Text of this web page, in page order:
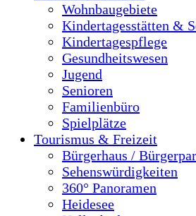
Wohnbaugebiete
Kindertagesstätten &
Kindertagespflege
Gesundheitswesen
Jugend
Senioren
Familienbüro
Spielplätze
Tourismus & Freizeit
Bürgerhaus /
Sehenswürdigkeiten
360° Panoramen
Heidesee